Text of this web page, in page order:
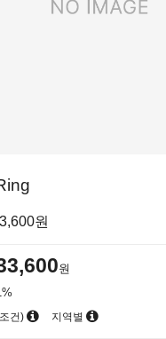
원
원
건) 지역별